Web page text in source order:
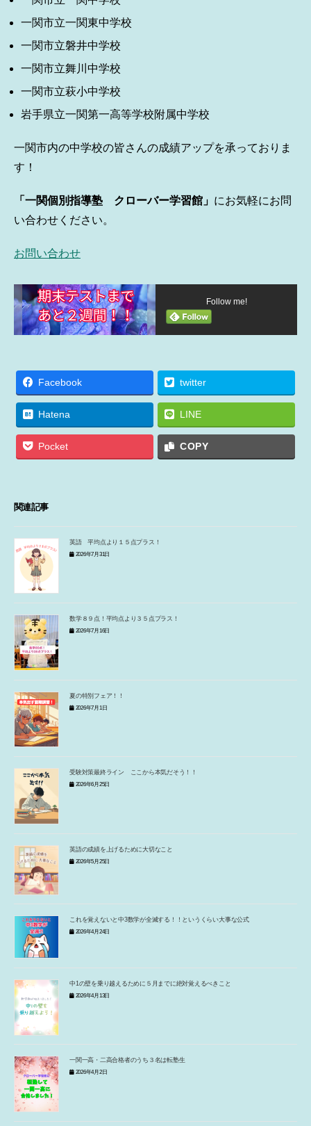
一関市立一関東中学校
一関市立磐井中学校
一関市立舞川中学校
一関市立萩小中学校
岩手県立一関第一高等学校附属中学校
一関市内の中学校の皆さんの成績アップを承っておりま
す！
「一関個別指導塾 クローバー学習館」 にお気軽にお問
い合わせください。
お問い合わせ
Follow me!
Facebook twitter
Hatena LINE
Pocket COPY
関連記事
英語 平均点より１５点プラス！
2026年7月31日
数学８９点！平均点より３５点プラス！
2026年7月16日
夏の特別フェア！！
2026年7月1日
受験対策最終ライン ここから本気だそう！！
2026年6月25日
英語の成績を上げるために大切なこと
2026年5月25日
これを覚えないと中3数学が全滅する！！というくらい大事な公式
2026年4月24日
中1の壁を乗り越えるために５月までに絶対覚えるべきこと
2026年4月13日
一関一高・二高合格者のうち３名は転塾生
2026年4月2日